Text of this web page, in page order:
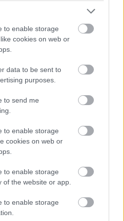
to enable storage
cookies on web or
data to be sent to
purposes.
to send me
to enable storage
cookies on web or
to enable storage
of the website or app.
to enable storage
váltak. Mesélt, milyen volt
jövés-menése, az alkohol,
tudott megfelelni.
papírdobozból, elmondta:
Valójában csak lízingelte,
az övé.
is, miután elmentem. De az
fordulni, úgy éreztem, már